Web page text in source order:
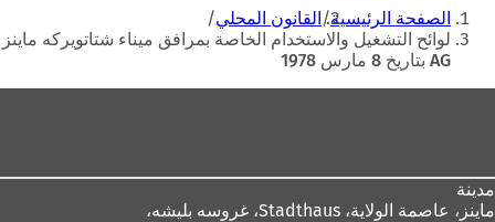
هنا
الصفحة الرئيسية القانون المحلي
لوائح التشغيل والاستخدام الخاصة بمرافق ميناء شتاتويركه ماينز
AG بتاريخ 8 مارس 1978
مدينة
ماينز، عاصمة الولاية،